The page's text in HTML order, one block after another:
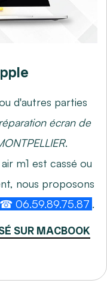
d'autres parties
écran de
.
m1 est cassé ou
nous proposons
☎ 06.59.89.75.87 .
SUR MACBOOK